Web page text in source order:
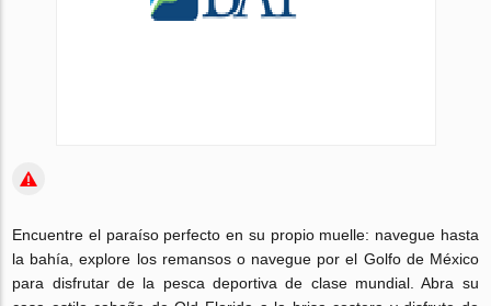
Encuentre el paraíso perfecto en su propio muelle: navegue hasta
la bahía, explore los remansos o navegue por el Golfo de México
para disfrutar de la pesca deportiva de clase mundial. Abra su